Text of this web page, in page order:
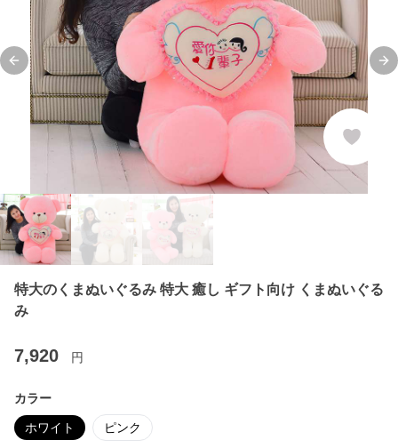
Previous slide
特大のくまぬいぐるみ 特大 癒し ギフト向け くまぬいぐる
み
7,920 円
カラー
ホワイト ピンク